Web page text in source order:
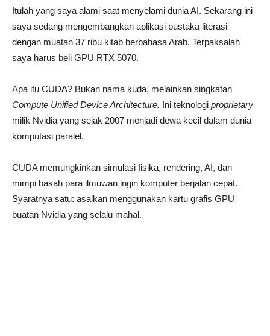
Itulah yang saya alami saat menyelami dunia AI. Sekarang ini
saya sedang mengembangkan aplikasi pustaka literasi
dengan muatan 37 ribu kitab berbahasa Arab. Terpaksalah
saya harus beli GPU RTX 5070.
Apa itu CUDA? Bukan nama kuda, melainkan singkatan
Compute Unified Device Architecture. Ini teknologi proprietary
milik Nvidia yang sejak 2007 menjadi dewa kecil dalam dunia
komputasi paralel.
CUDA memungkinkan simulasi fisika, rendering, AI, dan
mimpi basah para ilmuwan ingin komputer berjalan cepat.
Syaratnya satu: asalkan menggunakan kartu grafis GPU
buatan Nvidia yang selalu mahal.